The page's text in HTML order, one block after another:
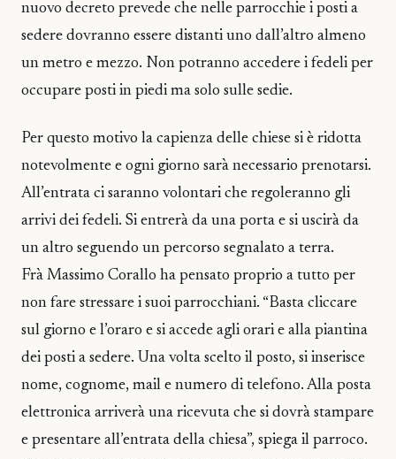
nuovo decreto prevede che nelle parrocchie i posti a
sedere dovranno essere distanti uno dall’altro almeno
un metro e mezzo. Non potranno accedere i fedeli per
occupare posti in piedi ma solo sulle sedie.
Per questo motivo la capienza delle chiese si è ridotta
notevolmente e ogni giorno sarà necessario prenotarsi.
All’entrata ci saranno volontari che regoleranno gli
arrivi dei fedeli. Si entrerà da una porta e si uscirà da
un altro seguendo un percorso segnalato a terra.
Frà Massimo Corallo ha pensato proprio a tutto per
non fare stressare i suoi parrocchiani. “Basta cliccare
sul giorno e l’oraro e si accede agli orari e alla piantina
dei posti a sedere. Una volta scelto il posto, si inserisce
nome, cognome, mail e numero di telefono. Alla posta
elettronica arriverà una ricevuta che si dovrà stampare
e presentare all’entrata della chiesa”, spiega il parroco.